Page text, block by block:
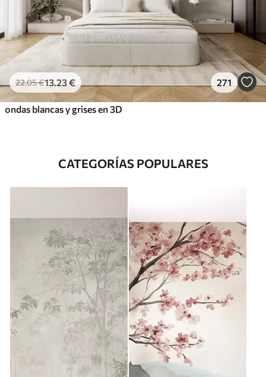
22.05€13 .23€ 271
ondas blancas y grises en 3D
CATEGORÍAS POPULARES